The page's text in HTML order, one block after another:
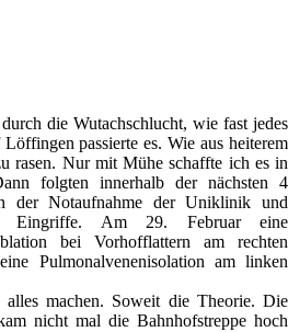
die Wutachschlucht, wie fast jedes
passierte es. Wie aus heiterem
rasen. Nur mit Mühe schaffte ich es in
folgten innerhalb der nächsten 4
der Notaufnahme der Uniklinik und
Eingriffe. Am 29. Februar eine
bei Vorhofflattern am rechten
Pulmonalvenenisolation am linken
machen. Soweit die Theorie. Die
nicht mal die Bahnhofstreppe hoch